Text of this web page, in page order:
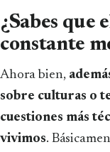
¿Sabes que
constante
Ahora bien,
sobre culturas o
cuestiones más
vivimos.